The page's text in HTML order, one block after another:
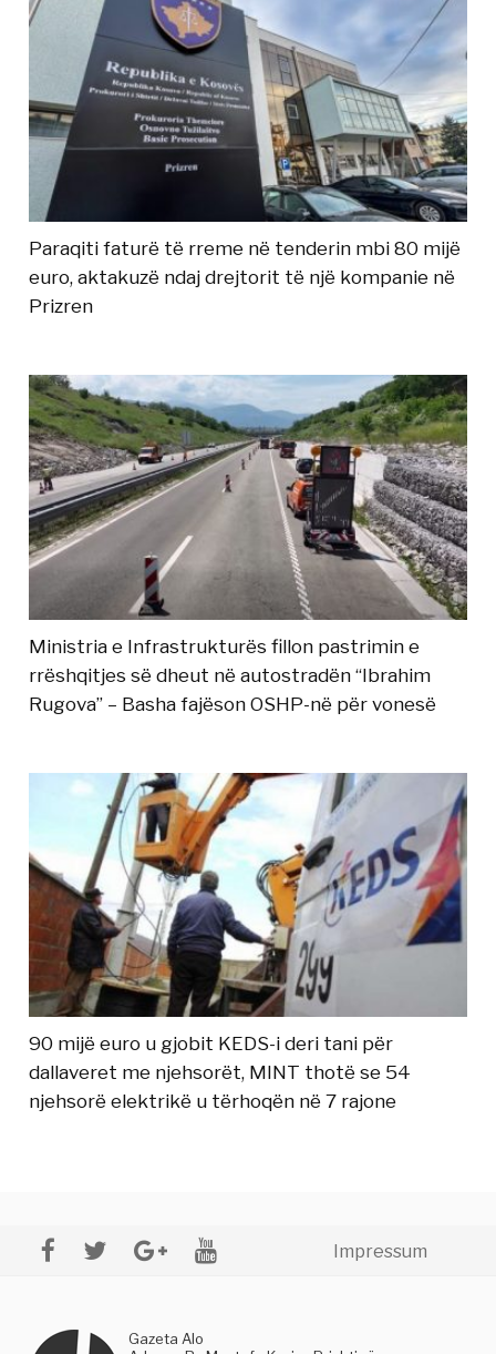
Paraqiti faturë të rreme në tenderin mbi 80 mijë
euro, aktakuzë ndaj drejtorit të një kompanie në
Prizren
Ministria e Infrastrukturës fillon pastrimin e
rrëshqitjes së dheut në autostradën “Ibrahim
Rugova” – Basha fajëson OSHP-në për vonesë
90 mijë euro u gjobit KEDS-i deri tani për
dallaveret me njehsorët, MINT thotë se 54
njehsorë elektrikë u tërhoqën në 7 rajone
Impressum
Gazeta Alo